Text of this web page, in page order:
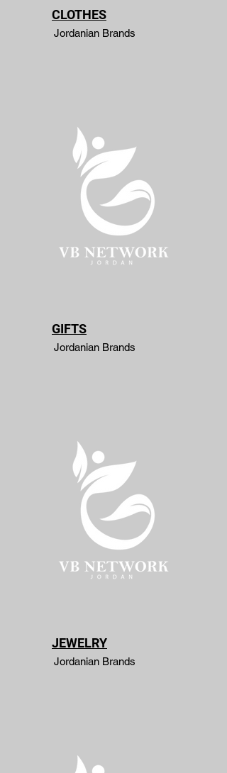
CLOTHES
Jordanian Brands
GIFTS
Jordanian Brands
JEWELRY
Jordanian Brands